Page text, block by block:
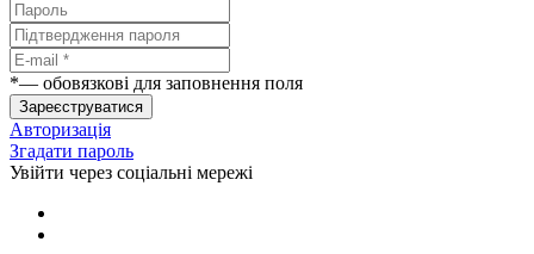
*— обовязкові для заповнення поля
Зареєструватися
Авторизація
Згадати пароль
Увійти через соціальні мережі